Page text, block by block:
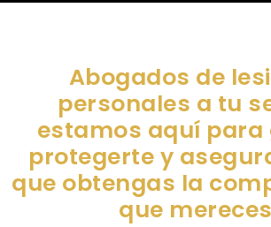
Abogados de
personales a tu
estamos aquí para
protegerte y
que obtengas la
que